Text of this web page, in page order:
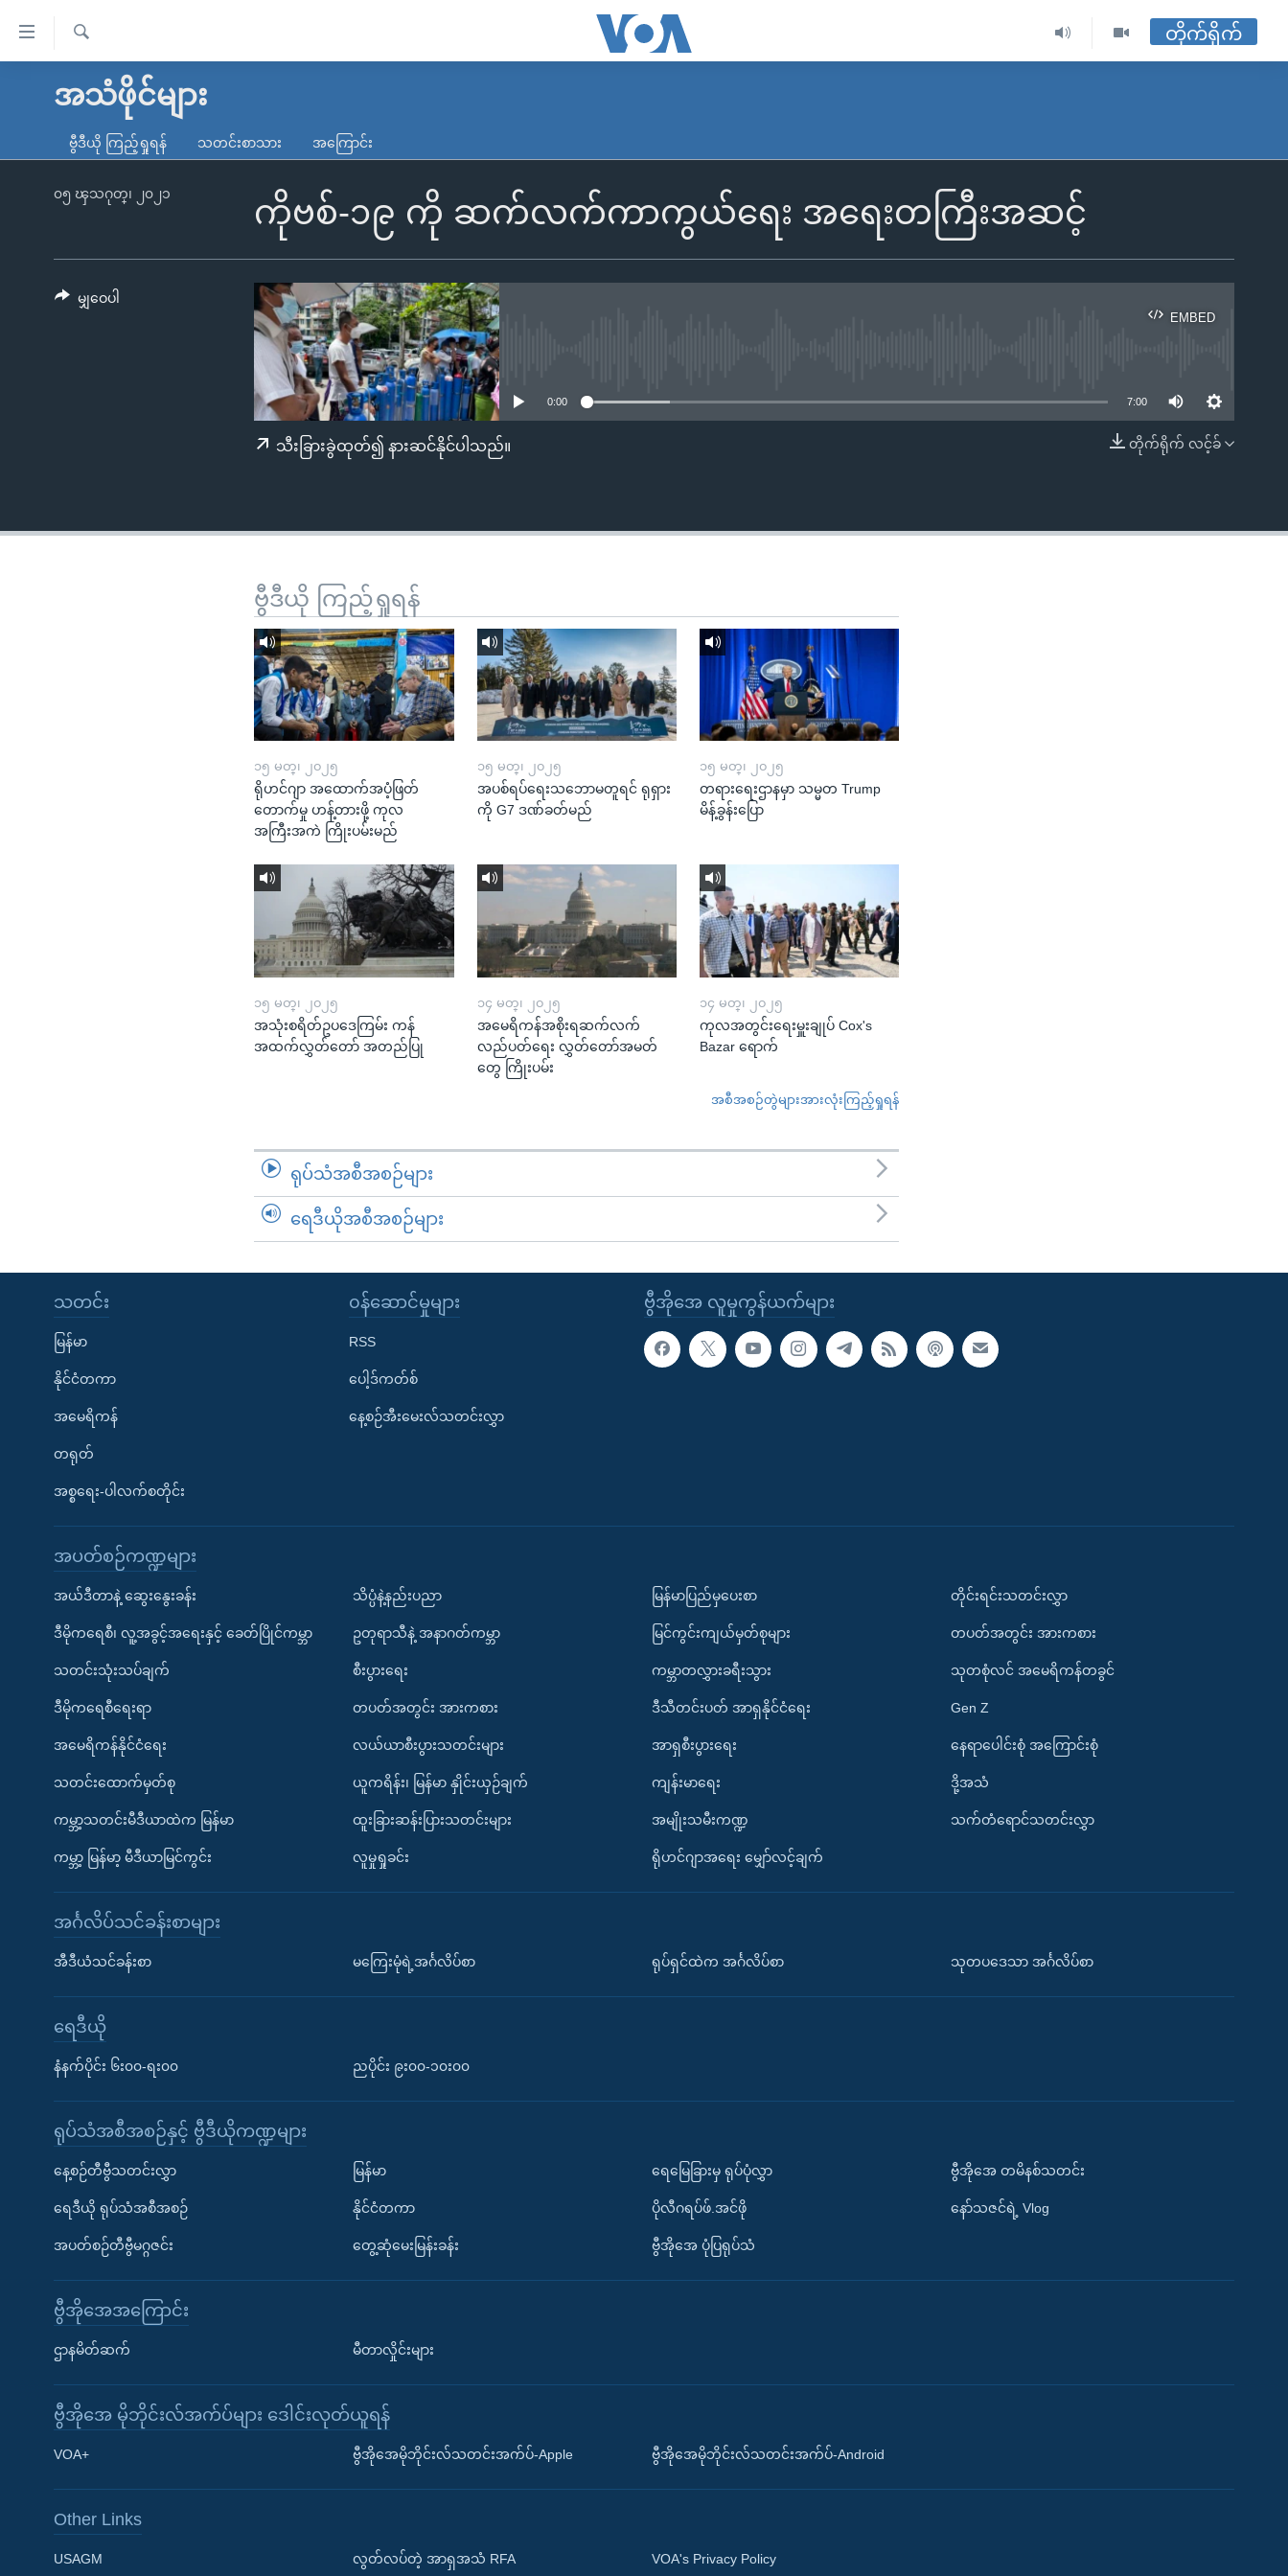
လွယ်ကူ
သည့်
ကျော်
မူလစာမျက်နှာ
ကမ္ဘာ့သတင်းများ
နိုင်ငံတကာ
တရုတ်
အစ္စရေး-ပါလက်စတိုင်း
ရပ်ဝန်းတခု လမ်းတခု အလွန်
အင်္ဂလိပ်စာလေ့လာမယ်
Learning English
ရ
တိုက်ရိုက်
အသံဖိုင်များ
ဗွီဒီယို ကြည့်ရှုရန် သတင်းစာသား အကြောင်း
ကိုဗစ်-၁၉ ကို ဆက်လက်ကာကွယ်ရေး အရေးတကြီးအဆင့်
၀၅ ၾသဂုတ္၊ ၂၀၂၁
EMBED
EMBED
0:00 7:00
တိုက်ရိုက် လင့်ခ်
သီးခြားခွဲထုတ်၍ နားဆင်နိုင်ပါသည်။
မျှဝေပါ
ဗွီဒီယို ကြည့်ရှုရန်
၁၅ မတ္၊ ၂၀၂၅
ရိုဟင်ဂျာ အထောက်အပံ့ဖြတ်
တောက်မှု ဟန့်တားဖို့ ကုလ
အကြီးအကဲ ကြိုးပမ်းမည်
၁၅ မတ္၊ ၂၀၂၅
အပစ်ရပ်ရေးသဘောမတူရင် ရုရှား
ကို G7 ဒဏ်ခတ်မည်
၁၅ မတ္၊ ၂၀၂၅
တရားရေးဌာနမှာ သမ္မတ Trump
မိန့်ခွန်းပြော
၁၅ မတ္၊ ၂၀၂၅
အသုံးစရိတ်ဥပဒေကြမ်း ကန်
အထက်လွှတ်တော် အတည်ပြု
၁၄ မတ္၊ ၂၀၂၅
အမေရိကန်အစိုးရဆက်လက်
လည်ပတ်ရေး လွှတ်တော်အမတ်
တွေ ကြိုးပမ်း
၁၄ မတ္၊ ၂၀၂၅
ကုလအတွင်းရေးမှူးချုပ် Cox's
Bazar ရောက်
အစီအစဉ်တွဲများအားလုံးကြည့်ရှုရန်
ရုပ်သံအစီအစဉ်များ
ရေဒီယိုအစီအစဉ်များ
ဗွီအိုအေ လူမှုကွန်ယက်များ
သတင်း
မြန်မာ
နိုင်ငံတကာ
အမေရိကန်
တရုတ်
အစ္စရေး-ပါလက်စတိုင်း
၀န်ဆောင်မှုများ
RSS
ပေါ့ဒ်ကတ်စ်
နေ့စဉ်အီးမေးလ်သတင်းလွှာ
အပတ်စဉ်ကဏ္ဍများ
အယ်ဒီတာနဲ့ ဆွေးနွေးခန်း
ဒီမိုကရေစီ၊ လူ့အခွင့်အရေးနှင့် ခေတ်ပြိုင်ကမ္ဘာ
သတင်းသုံးသပ်ချက်
ဒီမိုကရေစီရေးရာ
အမေရိကန်နိုင်ငံရေး
သတင်းထောက်မှတ်စု
ကမ္ဘာ့သတင်းမီဒီယာထဲက မြန်မာ
ကမ္ဘာ့ မြန်မာ့ မီဒီယာမြင်ကွင်း
သိပ္ပံနဲ့နည်းပညာ
ဥတုရာသီနဲ့ အနာဂတ်ကမ္ဘာ
စီးပွားရေး
တပတ်အတွင်း အားကစား
လယ်ယာစီးပွားသတင်းများ
ယူကရိန်း၊ မြန်မာ နှိုင်းယှဉ်ချက်
ထူးခြားဆန်းပြားသတင်းများ
လူမှုရှုခင်း
မြန်မာပြည်မှပေးစာ
မြင်ကွင်းကျယ်မှတ်စုများ
ကမ္ဘာတလွှားခရီးသွား
ဒီသီတင်းပတ် အာရှနိုင်ငံရေး
အာရှစီးပွားရေး
ကျန်းမာရေး
အမျိုးသမီးကဏ္ဍ
ရိုဟင်ဂျာအရေး မျှော်လင့်ချက်
တိုင်းရင်းသတင်းလွှာ
တပတ်အတွင်း အားကစား
သုတစုံလင် အမေရိကန်တခွင်
Gen Z
နေရာပေါင်းစုံ အကြောင်းစုံ
ဒို့အသံ
သက်တံရောင်သတင်းလွှာ
အင်္ဂလိပ်သင်ခန်းစာများ
အီဒီယံသင်ခန်းစာ မကြေးမုံရဲ့အင်္ဂလိပ်စာ ရုပ်ရှင်ထဲက အင်္ဂလိပ်စာ သုတပဒေသာ အင်္ဂလိပ်စာ
ရေဒီယို
နံနက်ပိုင်း ၆း၀၀-ရး၀၀ ညပိုင်း ၉း၀၀-၁၀း၀၀
ရုပ်သံအစီအစဉ်နှင့် ဗွီဒီယိုကဏ္ဍများ
နေ့စဉ်တီဗွီသတင်းလွှာ
ရေဒီယို ရုပ်သံအစီအစဉ်
အပတ်စဉ်တီဗွီမဂ္ဂဇင်း
မြန်မာ
နိုင်ငံတကာ
တွေ့ဆုံမေးမြန်းခန်း
ရေမြေခြားမှ ရုပ်ပုံလွှာ
ပိုလီဂရပ်ဖ်.အင်ဖို
ဗွီအိုအေ ပုံပြရုပ်သံ
ဗွီအိုအေ တမိနစ်သတင်း
နော်သဇင်ရဲ့ Vlog
ဗွီအိုအေအကြောင်း
ဌာနမိတ်ဆက် မီတာလှိုင်းများ
ဗွီအိုအေ မိုဘိုင်းလ်အက်ပ်များ ဒေါင်းလုတ်ယူရန်
VOA+ ဗွီအိုအေမိုဘိုင်းလ်သတင်းအက်ပ်-Apple ဗွီအိုအေမိုဘိုင်းလ်သတင်းအက်ပ်-Android
Other Links
USAGM လွတ်လပ်တဲ့ အာရှအသံ RFA VOA's Privacy Policy